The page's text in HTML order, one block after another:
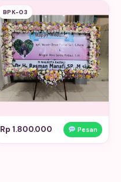
BPK-03
Rp 1.800.000 Pesan